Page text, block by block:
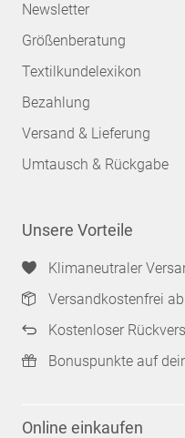
Newsletter
Größenberatung
Textilkundelexikon
Bezahlung
Versand & Lieferung
Umtausch & Rückgabe
Unsere Vorteile
Klimaneutraler
Versandkostenfrei
Kostenloser
Bonuspunkte auf
Online einkaufen